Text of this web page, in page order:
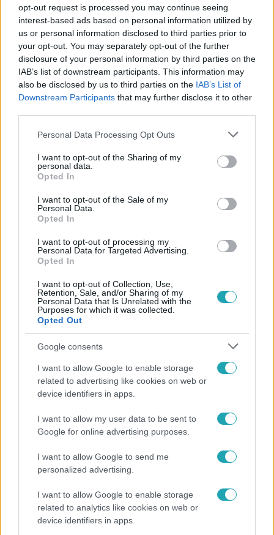
opt-out request is processed you may continue seeing
interest-based ads based on personal information utilized by
us or personal information disclosed to third parties prior to
your opt-out. You may separately opt-out of the further
disclosure of your personal information by third parties on the
IAB’s list of downstream participants. This information may
also be disclosed by us to third parties on the IAB’s List of
Downstream Participants that may further disclose it to other
Please note that this website/app uses one or more Google
not limited to your visit or usage behaviour. You may click to
grant or deny consent to Google and its third-party tags to
use your data for below specified purposes in below Google
consent section.
Personal Data Processing Opt Outs
I want to opt-out of the Sharing of my
personal data.
Opted In
I want to opt-out of the Sale of my
Personal Data.
Opted In
I want to opt-out of processing my
Personal Data for Targeted Advertising.
Opted In
I want to opt-out of Collection, Use,
Retention, Sale, and/or Sharing of my
Personal Data that Is Unrelated with the
Purposes for which it was collected.
Opted Out
Google consents
I want to allow Google to enable storage
related to advertising like cookies on web or
device identifiers in apps.
I want to allow my user data to be sent to
Google for online advertising purposes.
I want to allow Google to send me
personalized advertising.
I want to allow Google to enable storage
related to analytics like cookies on web or
device identifiers in apps.
Kövess minket, és értesülj a friss hírekről a
Facebookon is!
Követem
HATÁRTALAN SZERELEM #RTL #ADÁSRÉSZLETEK
SZERELEM
KATI MAMA #RÁCZ NIKI
Népszerű
7:02
19 évesen nyert modellversenyt Heidi Klum –
szakértő elemzi a szupermodell évtizedes